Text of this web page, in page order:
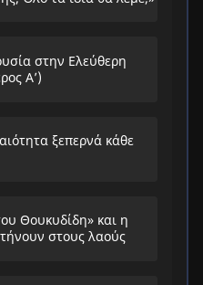
στην Ελεύθερη
Α’)
ξεπερνά κάθε
Θουκυδίδη» και η
στους λαούς